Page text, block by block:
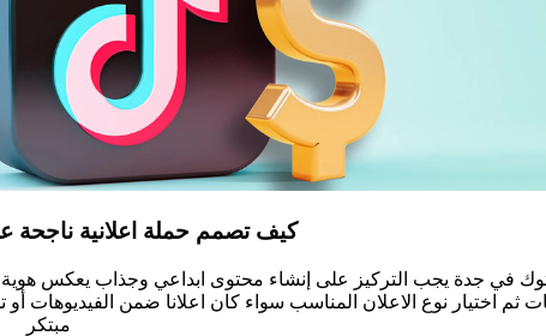
كيف تصمم حملة اعلانية
في جدة يجب التركيز على إنشاء محتوى ابداعي وجذاب يعكس هوية
ثم اختيار نوع الاعلان المناسب سواء كان اعلانا ضمن
مبتكر